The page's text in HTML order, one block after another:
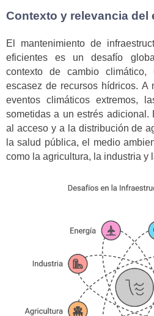
Contexto y relevancia del
El mantenimiento de
eficientes es un desafío
contexto de cambio climático,
escasez de recursos hídricos. A
eventos climáticos extremos,
sometidas a un estrés adicional.
al acceso y a la distribución de
la salud pública, el medio
como la agricultura, la industria y